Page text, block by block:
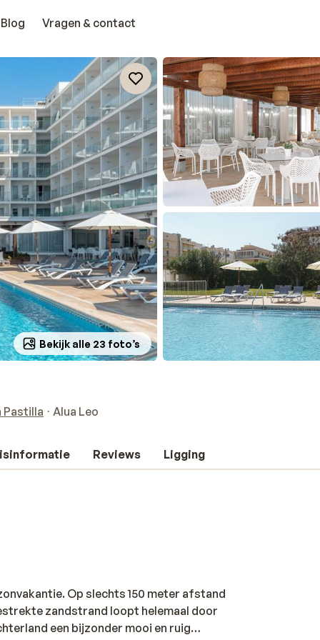
Blog Vragen & contact
Bekijk alle 23 foto’s
Pastilla Alua Leo
Reviews Ligging
Op slechts 150 meter afstand
zandstrand loopt helemaal door
een bijzonder mooi en ruig